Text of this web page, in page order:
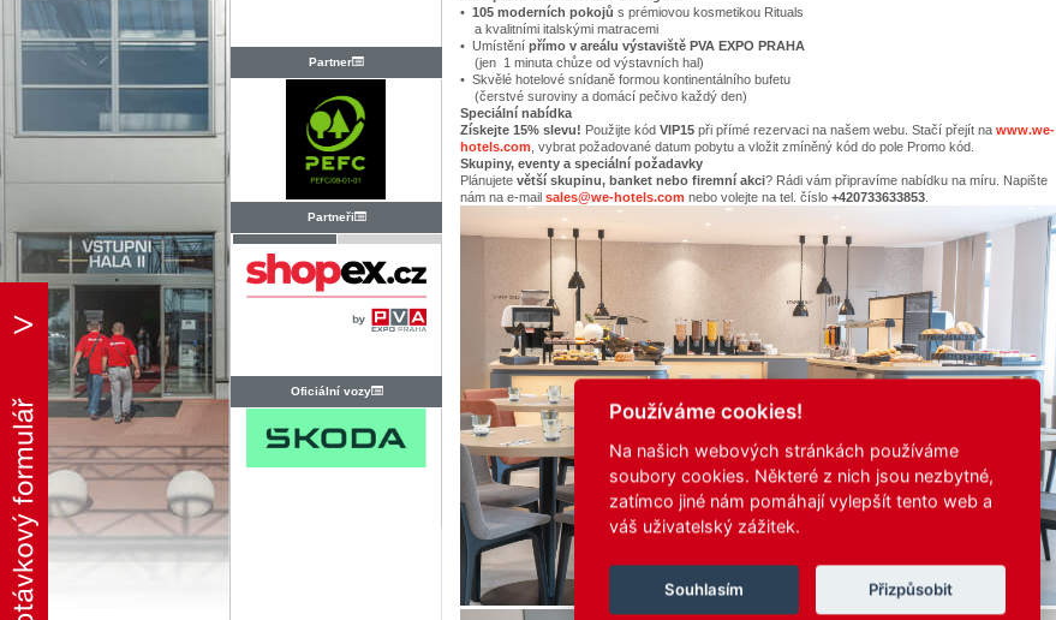
Partner
Partneři
Oficiální vozy
• 105 moderních pokojů s prémiovou kosmetikou Rituals
a kvalitními italskými matracemi
• Umístění přímo v areálu výstaviště PVA EXPO PRAHA
(jen 1 minuta chůze od výstavních hal)
• Skvělé hotelové snídaně formou kontinentálního bufetu
(čerstvé suroviny a domácí pečivo každý den)
Speciální nabídka
Získejte 15% slevu! Použijte kód VIP15 při přímé rezervaci na našem webu. Stačí přejít na www.we-
hotels.com , vybrat požadované datum pobytu a vložit zmíněný kód do pole Promo kód.
Skupiny, eventy a speciální požadavky
Plánujete větší skupinu, banket nebo firemní akci? Rádi vám připravíme nabídku na míru. Napište
nám na e-mail sales@we-hotels.com nebo volejte na tel. číslo +420733633853
Používáme cookies!
Na našich webových stránkách používáme
soubory cookies. Některé z nich jsou nezbytné,
zatímco jiné nám pomáhají vylepšít tento web a
váš uživatelský zážitek.
Souhlasím Přizpůsobit